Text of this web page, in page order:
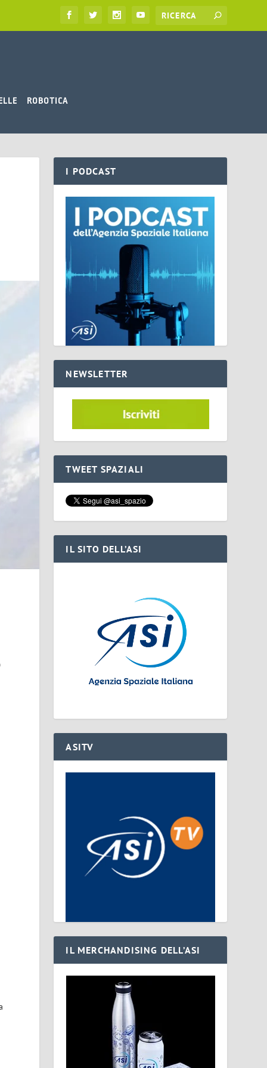
ROBOTICA
I PODCAST
NEWSLETTER
TWEET SPAZIALI
IL SITO DELL’ASI
ASITV
IL MERCHANDISING DELL’ASI